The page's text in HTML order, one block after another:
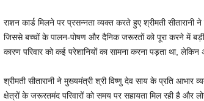
राशन कार्ड मिलने पर प्रसन्नता व्यक्त करते हुए श्रीमती सीतारानी
जिससे बच्चों के पालन-पोषण और दैनिक जरूरतों को पूरा करने में बड़ी
कारण परिवार को कई परेशानियों का सामना करना पड़ता था,
श्रीमती सीतारानी ने मुख्यमंत्री श्री विष्णु देव साय के प्रति आभार
क्षेत्रों के जरूरतमंद परिवारों को समय पर सहायता मिल रही है और